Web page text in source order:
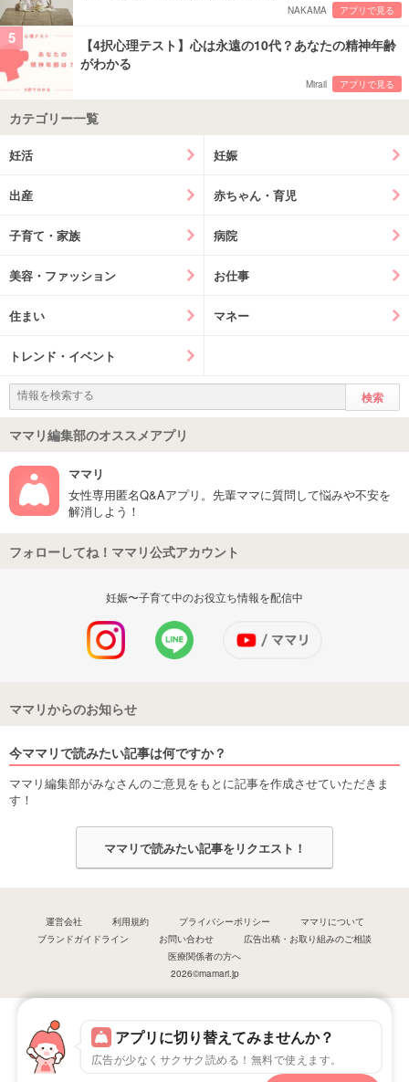
アプリに切り替えてみませんか？
広告が少なくサクサク読める！無料で使えます。
NAKAMA アプリで見る
5
【4択心理テスト】心は永遠の10代？あなたの精神年齢
がわかる
Mirail アプリで見る
カテゴリー一覧
妊活 妊娠
出産 赤ちゃん・育児
子育て・家族 病院
美容・ファッション お仕事
住まい マネー
トレンド・イベント
ママリ編集部のオススメアプリ
ママリ
女性専用匿名Q&Aアプリ。先輩ママに質問して悩みや不安を
解消しよう！
フォローしてね！ママリ公式アカウント
妊娠〜子育て中のお役立ち情報を配信中
ママリからのお知らせ
今ママリで読みたい記事は何ですか？
ママリ編集部がみなさんのご意見をもとに記事を作成させていただきま
す！
ママリで読みたい記事をリクエスト！
運営会社 利用規約 プライバシーポリシー
ママリについて
ブランドガイドライン
お問い合わせ
広告出稿・お取り組みのご相談
医療関係者の方へ
2026©mamari.jp